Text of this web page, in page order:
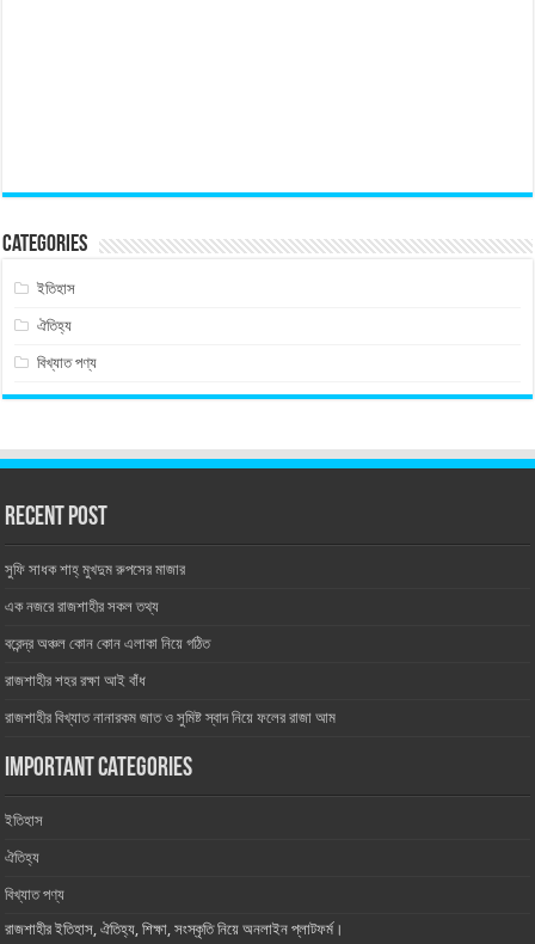
Categories
ইতিহাস
ঐতিহ্য
বিখ্যাত পণ্য
Recent Post
সুফি সাধক শাহ্‌ মুখদুম রুপসের মাজার
এক নজরে রাজশাহীর সকল তথ্য
বরেন্দ্র অঞ্চল কোন কোন এলাকা নিয়ে গঠিত
রাজশাহীর শহর রক্ষা আই বাঁধ
রাজশাহীর বিখ্যাত নানারকম জাত ও সুমিষ্ট স্বাদ নিয়ে ফলের রাজা আম
Important Categories
ইতিহাস
ঐতিহ্য
বিখ্যাত পণ্য
রাজশাহীর ইতিহাস, ঐতিহ্য, শিক্ষা, সংস্কৃতি নিয়ে অনলাইন প্লাটফর্ম।